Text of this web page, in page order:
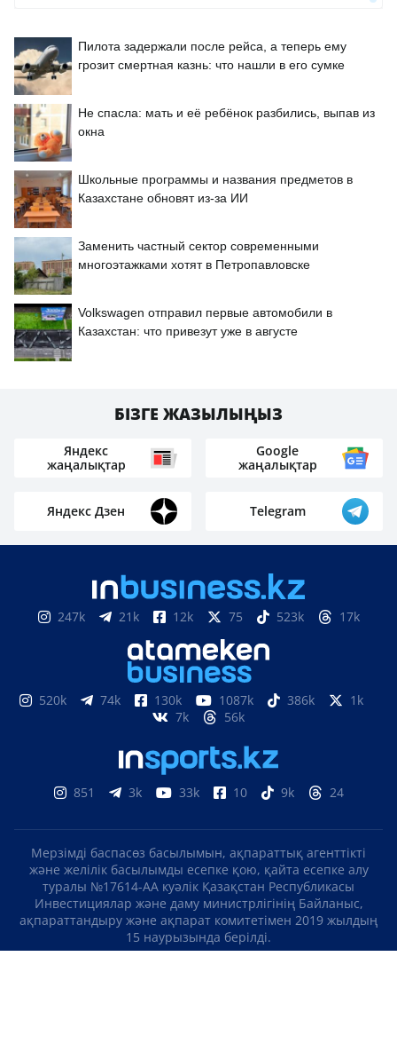
Пилота задержали после рейса, а теперь ему
грозит смертная казнь: что нашли в его сумке
Не спасла: мать и её ребёнок разбились, выпав из
окна
Школьные программы и названия предметов в
Казахстане обновят из-за ИИ
Заменить частный сектор современными
многоэтажками хотят в Петропавловске
Volkswagen отправил первые автомобили в
Казахстан: что привезут уже в августе
БІЗГЕ ЖАЗЫЛЫҢЫЗ
Яндекс
жаңалықтар
Google
жаңалықтар
Яндекс Дзен Telegram
247k 21k 12k 75 523k 17k
520k 74k 130k 1087k 386k
1k
7k
56k
851 3k 33k 10 9k 24
Мерзімді баспасөз басылымын, ақпараттық агенттікті
және желілік басылымды есепке қою, қайта есепке алу
туралы №17614-АА куәлік Қазақстан Республикасы
Инвестициялар және даму министрлігінің Байланыс,
ақпараттандыру және ақпарат комитетімен 2019 жылдың
15 наурызында берілді.